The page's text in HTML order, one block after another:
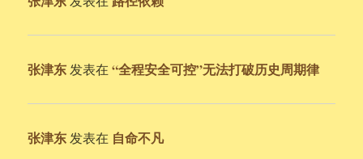
张津东 发表在“全程安全可控”无法打破历史周期律
张津东 发表在 自命不凡